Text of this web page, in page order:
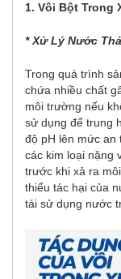
1. Vôi Bột Trong
* Xử Lý Nước
Trong quá trình
chứa nhiều chất
môi trường nếu
sử dụng để trung
độ pH lên mức an
các kim loại nặng
trước khi xả ra
thiểu tác hại của
tái sử dụng nước